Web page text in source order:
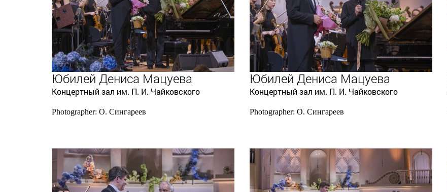
Юбилей Дениса Мацуева
Концертный зал им. П. И. Чайковского
Photographer: О. Сингареев
Юбилей Дениса Мацуева
Концертный зал им. П. И. Чайковского
Photographer: О. Сингареев